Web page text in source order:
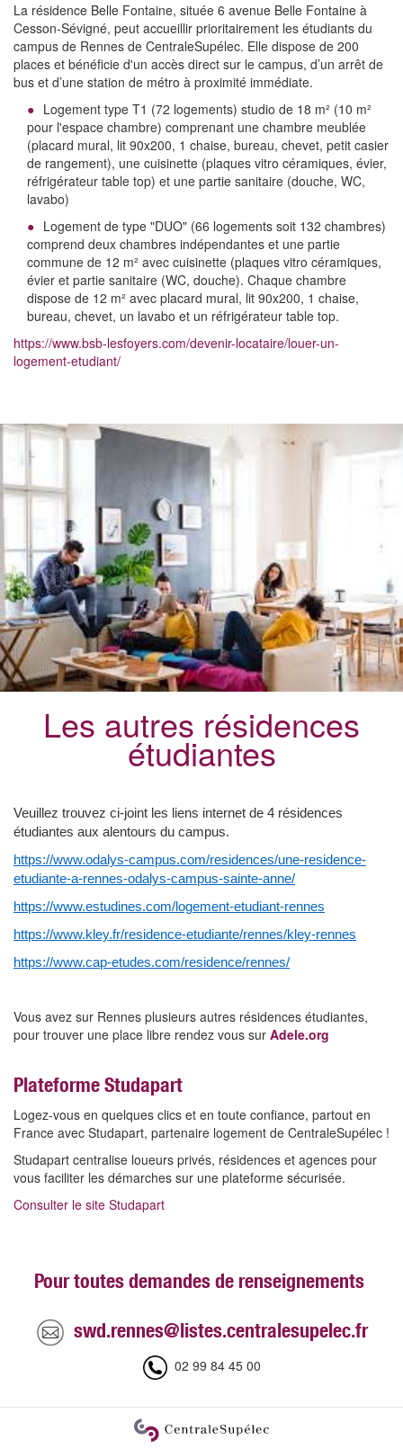
La résidence Belle Fontaine, située 6 avenue Belle Fontaine à
Cesson-Sévigné, peut accueillir prioritairement les étudiants du
campus de Rennes de CentraleSupélec. Elle dispose de 200
places et bénéficie d'un accès direct sur le campus, d’un arrêt de
bus et d’une station de métro à proximité immédiate.
Logement type T1 (72 logements) studio de 18 m² (10 m²
pour l'espace chambre) comprenant une chambre meublée
(placard mural, lit 90x200, 1 chaise, bureau, chevet, petit casier
de rangement), une cuisinette (plaques vitro céramiques, évier,
réfrigérateur table top) et une partie sanitaire (douche, WC,
lavabo)
Logement de type "DUO" (66 logements soit 132 chambres)
comprend deux chambres indépendantes et une partie
commune de 12 m² avec cuisinette (plaques vitro céramiques,
évier et partie sanitaire (WC, douche). Chaque chambre
dispose de 12 m² avec placard mural, lit 90x200, 1 chaise,
bureau, chevet, un lavabo et un réfrigérateur table top.
https://www.bsb-lesfoyers.com/devenir-locataire/louer-un-
logement-etudiant/
Les autres résidences
étudiantes
Veuillez trouvez ci-joint les liens internet de 4 résidences
étudiantes aux alentours du campus.
https://www.odalys-campus.com/residences/une-residence-
etudiante-a-rennes-odalys-campus-sainte-anne/
https://www.estudines.com/logement-etudiant-rennes
https://www.kley.fr/residence-etudiante/rennes/kley-rennes
https://www.cap-etudes.com/residence/rennes/
Vous avez sur Rennes plusieurs autres résidences étudiantes,
pour trouver une place libre rendez vous sur Adele.org
Plateforme Studapart
Logez-vous en quelques clics et en toute confiance, partout en
France avec Studapart, partenaire logement de CentraleSupélec !
Studapart centralise loueurs privés, résidences et agences pour
vous faciliter les démarches sur une plateforme sécurisée.
Consulter le site Studapart
Pour toutes demandes de renseignements
swd.rennes@listes.centralesupelec.fr
02 99 84 45 00